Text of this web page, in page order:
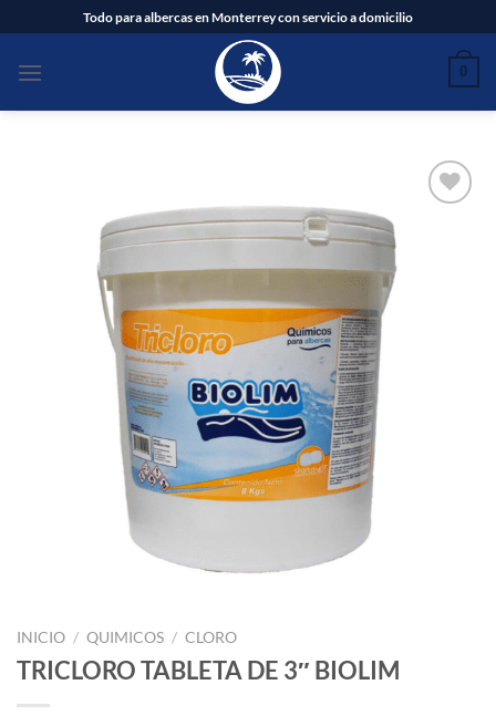
al
contenido
Todo para albercas en Monterrey con servicio a domicilio
0
INICIO / QUIMICOS / CLORO
TRICLORO TABLETA DE 3″ BIOLIM